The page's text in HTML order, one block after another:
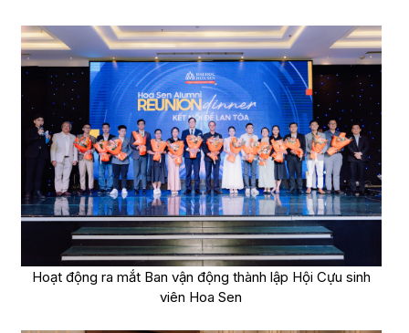
Hoạt động ra mắt Ban vận động thành lập Hội Cựu sinh
viên Hoa Sen